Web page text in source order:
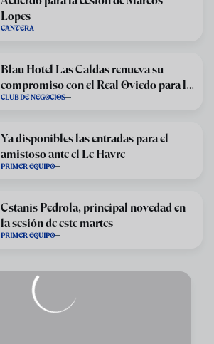
Lopes
CANTERA
Blau Hotel Las Caldas renueva su
compromiso con el Real Oviedo para la
temporada 2026/27
CLUB DE NEGOCIOS
Ya disponibles las entradas para el
amistoso ante el Le Havre
PRIMER EQUIPO
Estanis Pedrola, principal novedad en
la sesión de este martes
PRIMER EQUIPO